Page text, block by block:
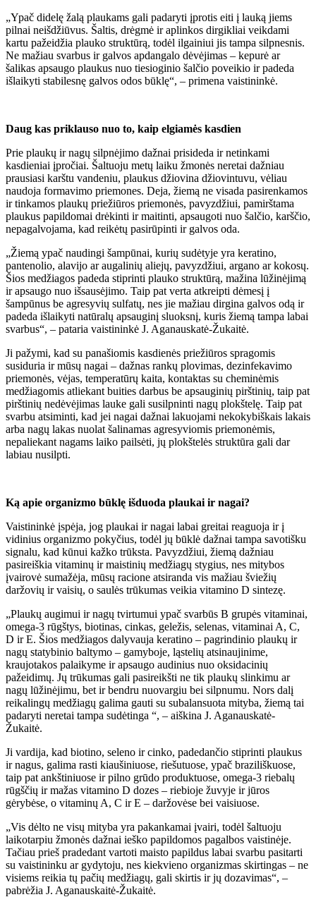
„Ypač didelę žalą plaukams gali padaryti įprotis eiti į lauką jiems
pilnai neišdžiūvus. Šaltis, drėgmė ir aplinkos dirgikliai veikdami
kartu pažeidžia plauko struktūrą, todėl ilgainiui jis tampa silpnesnis.
Ne mažiau svarbus ir galvos apdangalo dėvėjimas – kepurė ar
šalikas apsaugo plaukus nuo tiesioginio šalčio poveikio ir padeda
išlaikyti stabilesnę galvos odos būklę“, – primena vaistininkė.
Daug kas priklauso nuo to, kaip elgiamės kasdien
Prie plaukų ir nagų silpnėjimo dažnai prisideda ir netinkami
kasdieniai įpročiai. Šaltuoju metų laiku žmonės neretai dažniau
prausiasi karštu vandeniu, plaukus džiovina džiovintuvu, vėliau
naudoja formavimo priemones. Deja, žiemą ne visada pasirenkamos
ir tinkamos plaukų priežiūros priemonės, pavyzdžiui, pamirštama
plaukus papildomai drėkinti ir maitinti, apsaugoti nuo šalčio, karščio,
nepagalvojama, kad reikėtų pasirūpinti ir galvos oda.
„Žiemą ypač naudingi šampūnai, kurių sudėtyje yra keratino,
pantenolio, alavijo ar augalinių aliejų, pavyzdžiui, argano ar kokosų.
Šios medžiagos padeda stiprinti plauko struktūrą, mažina lūžinėjimą
ir apsaugo nuo išsausėjimo. Taip pat verta atkreipti dėmesį į
šampūnus be agresyvių sulfatų, nes jie mažiau dirgina galvos odą ir
padeda išlaikyti natūralų apsauginį sluoksnį, kuris žiemą tampa labai
svarbus“, – pataria vaistininkė J. Aganauskatė-Žukaitė.
Ji pažymi, kad su panašiomis kasdienės priežiūros spragomis
susiduria ir mūsų nagai – dažnas rankų plovimas, dezinfekavimo
priemonės, vėjas, temperatūrų kaita, kontaktas su cheminėmis
medžiagomis atliekant buities darbus be apsauginių pirštinių, taip pat
pirštinių nedėvėjimas lauke gali susilpninti nagų plokštelę. Taip pat
svarbu atsiminti, kad jei nagai dažnai lakuojami nekokybiškais lakais
arba nagų lakas nuolat šalinamas agresyviomis priemonėmis,
nepaliekant nagams laiko pailsėti, jų plokštelės struktūra gali dar
labiau nusilpti.
Ką apie organizmo būklę išduoda plaukai ir nagai?
Vaistininkė įspėja, jog plaukai ir nagai labai greitai reaguoja ir į
vidinius organizmo pokyčius, todėl jų būklė dažnai tampa savotišku
signalu, kad kūnui kažko trūksta. Pavyzdžiui, žiemą dažniau
pasireiškia vitaminų ir maistinių medžiagų stygius, nes mitybos
įvairovė sumažėja, mūsų racione atsiranda vis mažiau šviežių
daržovių ir vaisių, o saulės trūkumas veikia vitamino D sintezę.
„Plaukų augimui ir nagų tvirtumui ypač svarbūs B grupės vitaminai,
omega-3 rūgštys, biotinas, cinkas, geležis, selenas, vitaminai A, C,
D ir E. Šios medžiagos dalyvauja keratino – pagrindinio plaukų ir
nagų statybinio baltymo – gamyboje, ląstelių atsinaujinime,
kraujotakos palaikyme ir apsaugo audinius nuo oksidacinių
pažeidimų. Jų trūkumas gali pasireikšti ne tik plaukų slinkimu ar
nagų lūžinėjimu, bet ir bendru nuovargiu bei silpnumu. Nors dalį
reikalingų medžiagų galima gauti su subalansuota mityba, žiemą tai
padaryti neretai tampa sudėtinga “, – aiškina J. Aganauskatė-
Žukaitė.
Ji vardija, kad biotino, seleno ir cinko, padedančio stiprinti plaukus
ir nagus, galima rasti kiaušiniuose, riešutuose, ypač braziliškuose,
taip pat ankštiniuose ir pilno grūdo produktuose, omega-3 riebalų
rūgščių ir mažas vitamino D dozes – riebioje žuvyje ir jūros
gėrybėse, o vitaminų A, C ir E – daržovėse bei vaisiuose.
„Vis dėlto ne visų mityba yra pakankamai įvairi, todėl šaltuoju
laikotarpiu žmonės dažnai ieško papildomos pagalbos vaistinėje.
Tačiau prieš pradedant vartoti maisto papildus labai svarbu pasitarti
su vaistininku ar gydytoju, nes kiekvieno organizmas skirtingas – ne
visiems reikia tų pačių medžiagų, gali skirtis ir jų dozavimas“, –
pabrėžia J. Aganauskaitė-Žukaitė.